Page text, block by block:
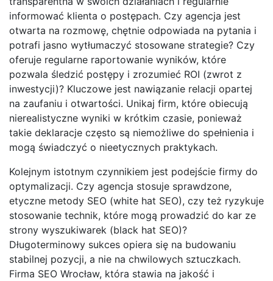
informować klienta o postępach. Czy agencja jest
otwarta na rozmowę, chętnie odpowiada na pytania i
potrafi jasno wytłumaczyć stosowane strategie? Czy
oferuje regularne raportowanie wyników, które
pozwala śledzić postępy i zrozumieć ROI (zwrot z
inwestycji)? Kluczowe jest nawiązanie relacji opartej
na zaufaniu i otwartości. Unikaj firm, które obiecują
nierealistyczne wyniki w krótkim czasie, ponieważ
takie deklaracje często są niemożliwe do spełnienia i
mogą świadczyć o nieetycznych praktykach.
Kolejnym istotnym czynnikiem jest podejście firmy do
optymalizacji. Czy agencja stosuje sprawdzone,
etyczne metody SEO (white hat SEO), czy też ryzykuje
stosowanie technik, które mogą prowadzić do kar ze
strony wyszukiwarek (black hat SEO)?
Długoterminowy sukces opiera się na budowaniu
stabilnej pozycji, a nie na chwilowych sztuczkach.
Firma SEO Wrocław, która stawia na jakość i